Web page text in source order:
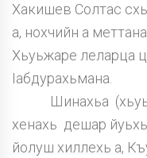
Хакишев Солтас
а, нохчийн а
Хьуьжаре леларца
Iабдурахьмана.
Шинахьа
хенахь дешар
йолуш хиллехь а,